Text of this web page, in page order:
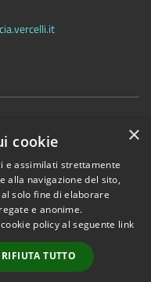
Mappa del sito
di feedback
×
cookie
e assimilati strettamente
alla navigazione del sito,
solo fine di elaborare
e anonime.
policy al seguente link
RIFIUTA TUTTO